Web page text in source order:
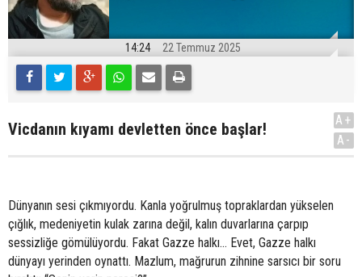
14:24 22 Temmuz 2025
Vicdanın kıyamı devletten önce başlar!
A+
A-
Dünyanın sesi çıkmıyordu. Kanla yoğrulmuş topraklardan yükselen
çığlık, medeniyetin kulak zarına değil, kalın duvarlarına çarpıp
sessizliğe gömülüyordu. Fakat Gazze halkı… Evet, Gazze halkı
dünyayı yerinden oynattı. Mazlum, mağrurun zihnine sarsıcı bir soru